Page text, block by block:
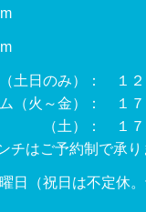
（土日のみ）： １
ム（火～金）： １
１７：００
はご予約制で承り
日（祝日は不定休